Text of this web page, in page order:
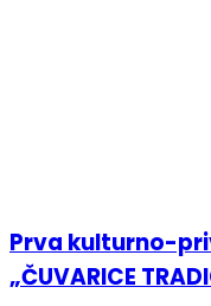
Prva kulturno-
„ČUVARICE